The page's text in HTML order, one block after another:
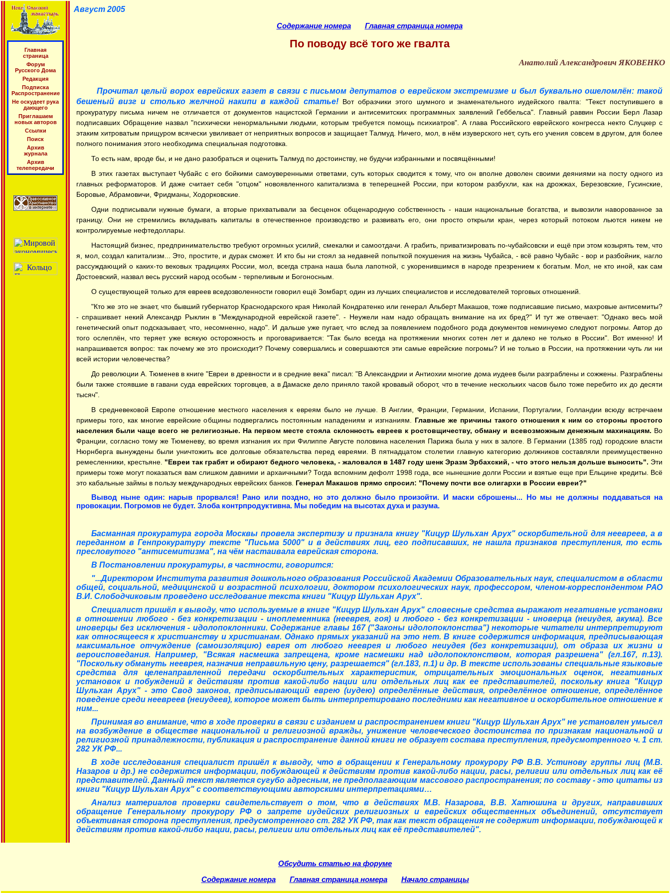
Главная
страница
Форум
Русского Дома
Редакция
Подписка
Распространение
Не оскудеет рука
дающего
Приглашаем
новых авторов
Ссылки
Поиск
Архив
журнала
Архив
телепередачи
Август 2005
Содержание номера
Главная страница номера
По поводу всё того же гвалта
Анатолий Александрович ЯКОВЕНКО
Прочитал целый ворох еврейских газет в связи с письмом депутатов о еврейском экстремизме и был буквально ошеломлён: такой
бешеный визг и столько желчной накипи в каждой статье!Вот образчики этого шумного и знаменательного иудейского гвалта: "Текст поступившего в
прокуратуру письма ничем не отличается от документов нацистской Германии и антисемитских программных заявлений Геббельса". Главный раввин России Берл Лазар
подписавших Обращение назвал "психически ненормальными людьми, которым требуется помощь психиатров". А глава Российского еврейского конгресса некто Слуцкер с
этаким хитроватым прищуром всячески увиливает от неприятных вопросов и защищает Талмуд. Ничего, мол, в нём изуверского нет, суть его учения совсем в другом, для более
полного понимания этого необходима специальная подготовка.
То есть нам, вроде бы, и не дано разобраться и оценить Талмуд по достоинству, не будучи избранными и посвящёнными!
В этих газетах выступает Чубайс с его бойкими самоуверенными ответами, суть которых сводится к тому, что он вполне доволен своими деяниями на посту одного из
главных реформаторов. И даже считает себя "отцом" новоявленного капитализма в теперешней России, при котором разбухли, как на дрожжах, Березовские, Гусинские,
Боровые, Абрамовичи, Фридманы, Ходорковские.
Одни подписывали нужные бумаги, а вторые прихватывали за бесценок общенародную собственность - наши национальные богатства, и вывозили наворованное за
границу. Они не стремились вкладывать капиталы в отечественное производство и развивать его, они просто открыли кран, через который потоком льются никем не
контролируемые нефтедоллары.
Настоящий бизнес, предпринимательство требуют огромных усилий, смекалки и самоотдачи. А грабить, приватизировать по-чубайсовски и ещё при этом козырять тем, что
я, мол, создал капитализм... Это, простите, и дурак сможет. И кто бы ни стоял за недавней попыткой покушения на жизнь Чубайса, - всё равно Чубайс - вор и разбойник, нагло
рассуждающий о каких-то вековых традициях России, мол, всегда страна наша была лапотной, с укоренившимся в народе презрением к богатым. Мол, не кто иной, как сам
Достоевский, назвал весь русский народ особым - терпеливым и Богоносным.
О существующей только для евреев вседозволенности говорил ещё Зомбарт, один из лучших специалистов и исследователей торговых отношений.
"Кто же это не знает, что бывший губернатор Краснодарского края Николай Кондратенко или генерал Альберт Макашов, тоже подписавшие письмо, махровые антисемиты?
- спрашивает некий Александр Рыклин в "Международной еврейской газете". - Неужели нам надо обращать внимание на их бред?" И тут же отвечает: "Однако весь мой
генетический опыт подсказывает, что, несомненно, надо". И дальше уже пугает, что вслед за появлением подобного рода документов неминуемо следуют погромы. Автор до
того ослеплён, что теряет уже всякую осторожность и проговаривается: "Так было всегда на протяжении многих сотен лет и далеко не только в России". Вот именно! И
напрашивается вопрос: так почему же это происходит? Почему совершались и совершаются эти самые еврейские погромы? И не только в России, на протяжении чуть ли ни
всей истории человечества?
До революции А. Тюменев в книге "Евреи в древности и в средние века" писал: "В Александрии и Антиохии многие дома иудеев были разграблены и сожжены. Разграблены
были также стоявшие в гавани суда еврейских торговцев, а в Дамаске дело приняло такой кровавый оборот, что в течение нескольких часов было тоже перебито их до десяти
тысяч".
В средневековой Европе отношение местного населения к евреям было не лучше. В Англии, Франции, Германии, Испании, Португалии, Голландии всюду встречаем
примеры того, как многие еврейские общины подвергались постоянным нападениям и изгнаниям.
Главные же причины такого отношения к ним со стороны простого
населения были чаще всего не религиозные. На первом месте стояла склонность евреев к ростовщичеству, обману и всевозможным денежным махинациям. Во
Франции, согласно тому же Тюменеву, во время изгнания их при Филиппе Августе половина населения Парижа была у них в залоге. В Германии (1385 год) городские власти
Нюрнберга вынуждены были уничтожить все долговые обязательства перед евреями. В пятнадцатом столетии главную категорию должников составляли преимущественно
ремесленники, крестьяне. "Евреи так грабят и обирают бедного человека, - жаловался в 1487 году шенк Эразм Эрбахский, - что этого нельзя дольше выносить". Эти
примеры тоже могут показаться вам слишком давними и архаичными? Тогда вспомним дефолт 1998 года, все нынешние долги России и взятые еще при Ельцине кредиты. Всё
это кабальные займы в пользу международных еврейских банков. Генерал Макашов прямо спросил: "Почему почти все олигархи в России евреи?"
Вывод ныне один: нарыв прорвался! Рано или поздно, но это должно было произойти. И маски сброшены... Но мы не должны поддаваться на
провокации. Погромов не будет. Злоба контрпродуктивна. Мы победим на высотах духа и разума.
Басманная прокуратура города Москвы провела экспертизу и признала книгу "Кицур Шульхан Арух" оскорбительной для неевреев, а в
переданном в Генпрокуратуру тексте "Письма 5000" и в действиях лиц, его подписавших, не нашла признаков преступления, то есть
пресловутого "антисемитизма", на чём настаивала еврейская сторона.
В Постановлении прокуратуры, в частности, говорится:
"...Директором Института развития дошкольного образования Российской Академии Образовательных наук, специалистом в области
общей, социальной, медицинской и возрастной психологии, доктором психологических наук, профессором, членом-корреспондентом РАО
В.И. Слободчиковым проведено исследование текста книги "Кицур Шульхан Арух".
Специалист пришёл к выводу, что используемые в книге "Кицур Шульхан Арух" словесные средства выражают негативные установки
в отношении любого - без конкретизации - иноплеменника (нееврея, гоя) и любого - без конкретизации - иноверца (неиудея, акума). Все
иноверцы без исключения - идолопоклонники. Содержание главы 167 ("Законы идолопоклонства") некоторые читатели интерпретируют
как относящееся к христианству и христианам. Однако прямых указаний на это нет. В книге содержится информация, предписывающая
максимальное отчуждение (самоизоляцию) еврея от любого нееврея и любого неиудея (без конкретизации), от образа их жизни и
вероисповедания. Например, "Всякая насмешка запрещена, кроме насмешки над идолопоклонством, которая разрешена" (гл.167, п.13).
"Поскольку обмануть нееврея, назначив неправильную цену, разрешается" (гл.183, п.1) и др. В тексте использованы специальные языковые
средства для целенаправленной передачи оскорбительных характеристик, отрицательных эмоциональных оценок, негативных
установок и побуждений к действиям против какой-либо нации или отдельных лиц как ее представителей, поскольку книга "Кицур
Шульхан Арух" - это Свод законов, предписывающий еврею (иудею) определённые действия, определённое отношение, определённое
поведение среди неевреев (неиудеев), которое может быть интерпретировано последними как негативное и оскорбительное отношение к
ним...
Принимая во внимание, что в ходе проверки в связи с изданием и распространением книги "Кицур Шульхан Арух" не установлен умысел
на возбуждение в обществе национальной и религиозной вражды, унижение человеческого достоинства по признакам национальной и
религиозной принадлежности, публикация и распространение данной книги не образует состава преступления, предусмотренного ч. 1 ст.
282 УК РФ...
В ходе исследования специалист пришёл к выводу, что в обращении к Генеральному прокурору РФ В.В. Устинову группы лиц (М.В.
Назаров и др.) не содержится информации, побуждающей к действиям против какой-либо нации, расы, религии или отдельных лиц как её
представителей. Данный текст является сугубо адресным, не предполагающим массового распространения; по составу - это цитаты из
книги "Кицур Шульхан Арух" с соответствующими авторскими интерпретациями…
Анализ материалов проверки свидетельствует о том, что в действиях М.В. Назарова, В.В. Хатюшина и других, направивших
обращение Генеральному прокурору РФ о запрете иудейских религиозных и еврейских общественных объединений, отсутствует
объективная сторона преступления, предусмотренного ст. 282 УК РФ, так как текст обращения не содержит информации, побуждающей к
действиям против какой-либо нации, расы, религии или отдельных лиц как её представителей".
Обсудить статью на форуме
Содержание номера
Главная страница номера Начало страницы